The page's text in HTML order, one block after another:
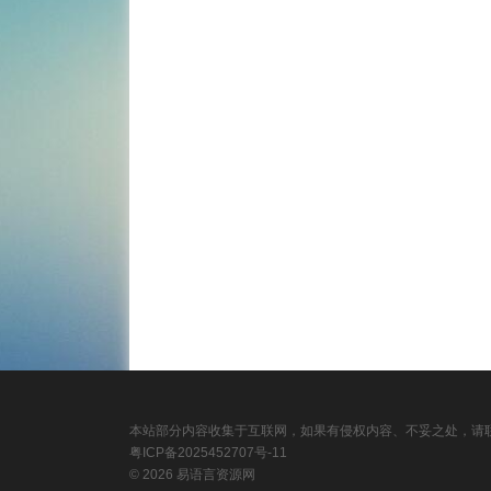
本站部分内容收集于互联网，如果有侵权内容、不妥之处，请
粤ICP备2025452707号-11
© 2026 易语言资源网